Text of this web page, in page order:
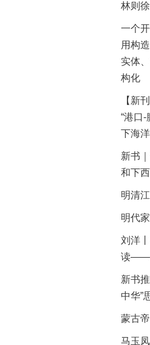
林则
一个
用构
实体
构化
【新
“港口
下海
新书
和下西
明清
明代
刘洋
读——
新书
中华”
蒙古
马玉